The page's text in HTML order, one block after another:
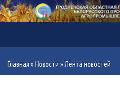
Главная »Новости »Лента новостей